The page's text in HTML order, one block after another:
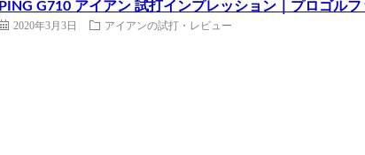
PING G710 アイアン 試打インプレッション｜プロゴル
2020年3月3日 アイアンの試打・レビュー